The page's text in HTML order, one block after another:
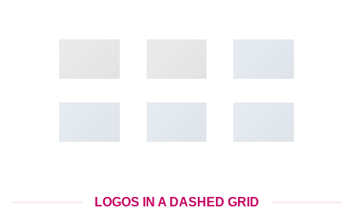
LOGOS IN A DASHED GRID